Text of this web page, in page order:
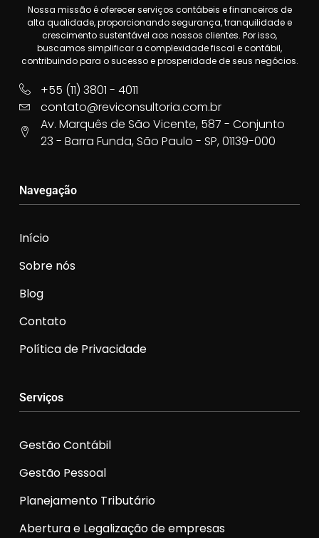
Nossa missão é oferecer serviços contábeis e financeiros de
alta qualidade, proporcionando segurança, tranquilidade e
crescimento sustentável aos nossos clientes. Por isso,
buscamos simplificar a complexidade fiscal e contábil,
contribuindo para o sucesso e prosperidade de seus negócios.
+55 (11) 3801 - 4011
contato@reviconsultoria.com.br
Av. Marquês de São Vicente, 587 - Conjunto
23 - Barra Funda, São Paulo - SP, 01139-000
Navegação
Início
Sobre nós
Blog
Contato
Política de Privacidade
Serviços
Gestão Contábil
Gestão Pessoal
Planejamento Tributário
Abertura e Legalização de empresas